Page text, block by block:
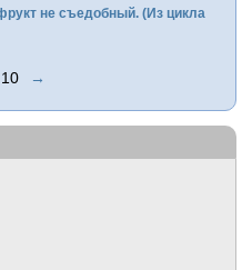
не съедобный. (Из цикла
→